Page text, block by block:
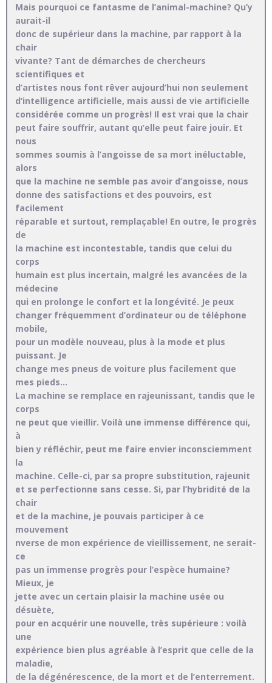
Mais pourquoi ce fantasme de l’animal-machine? Qu’y
aurait-il
donc de supérieur dans la machine, par rapport à la
chair
vivante? Tant de démarches de chercheurs
scientifiques et
d’artistes nous font rêver aujourd’hui non seulement
d’intelligence artificielle, mais aussi de vie artificielle
considérée comme un progrès! Il est vrai que la chair
peut faire souffrir, autant qu’elle peut faire jouir. Et
nous
sommes soumis à l’angoisse de sa mort inéluctable,
alors
que la machine ne semble pas avoir d’angoisse, nous
donne des satisfactions et des pouvoirs, est
facilement
réparable et surtout, remplaçable! En outre, le progrès
de
la machine est incontestable, tandis que celui du
corps
humain est plus incertain, malgré les avancées de la
médecine
qui en prolonge le confort et la longévité. Je peux
changer fréquemment d’ordinateur ou de téléphone
mobile,
pour un modèle nouveau, plus à la mode et plus
puissant. Je
change mes pneus de voiture plus facilement que
mes pieds…
La machine se remplace en rajeunissant, tandis que le
corps
ne peut que vieillir. Voilà une immense différence qui,
à
bien y réfléchir, peut me faire envier inconsciemment
la
machine. Celle-ci, par sa propre substitution, rajeunit
et se perfectionne sans cesse. Si, par l’hybridité de la
chair
et de la machine, je pouvais participer à ce
mouvement
nverse de mon expérience de vieillissement, ne serait-
ce
pas un immense progrès pour l’espèce humaine?
Mieux, je
jette avec un certain plaisir la machine usée ou
désuète,
pour en acquérir une nouvelle, très supérieure : voilà
une
expérience bien plus agréable à l’esprit que celle de la
maladie,
de la dégénérescence, de la mort et de l’enterrement.